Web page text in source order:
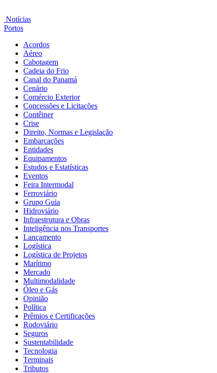
Notícias
Portos
Acordos
Aéreo
Cabotagem
Cadeia do Frio
Canal do Panamá
Cenário
Comércio Exterior
Concessões e Licitações
Contêiner
Crise
Direito, Normas e Legislação
Embarcações
Entidades
Equipamentos
Estudos e Estatísticas
Eventos
Feira Intermodal
Ferroviário
Grupo Guia
Hidroviário
Infraestrutura e Obras
Inteligência nos Transportes
Lançamento
Logística
Logística de Projetos
Marítimo
Mercado
Multimodalidade
Óleo e Gás
Opinião
Política
Prêmios e Certificações
Rodoviário
Seguros
Sustentabilidade
Tecnologia
Terminais
Tributos